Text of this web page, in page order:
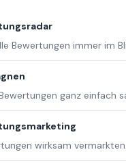
Bewertungen immer im
ganz einfach
wirksam vermarkten.